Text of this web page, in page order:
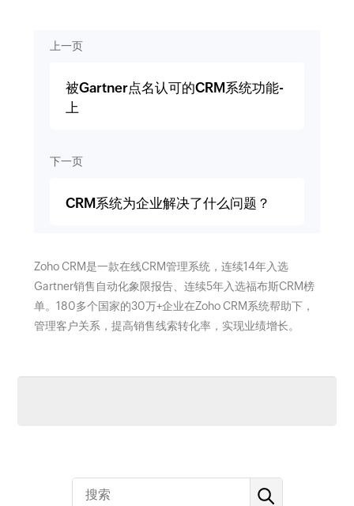
上一页
被Gartner点名认可的CRM系统功能-
上
下一页
CRM系统为企业解决了什么问题？
Zoho CRM是一款在线CRM管理系统，连续14年入选
Gartner销售自动化象限报告、连续5年入选福布斯CRM榜
单。180多个国家的30万+企业在Zoho CRM系统帮助下，
管理客户关系，提高销售线索转化率，实现业绩增长。